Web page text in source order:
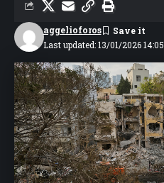
Last updated: 13/01/2026 14:05
aggelioforos